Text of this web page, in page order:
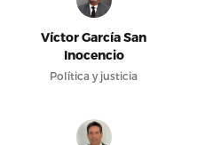
Víctor García San
Inocencio
Política y justicia